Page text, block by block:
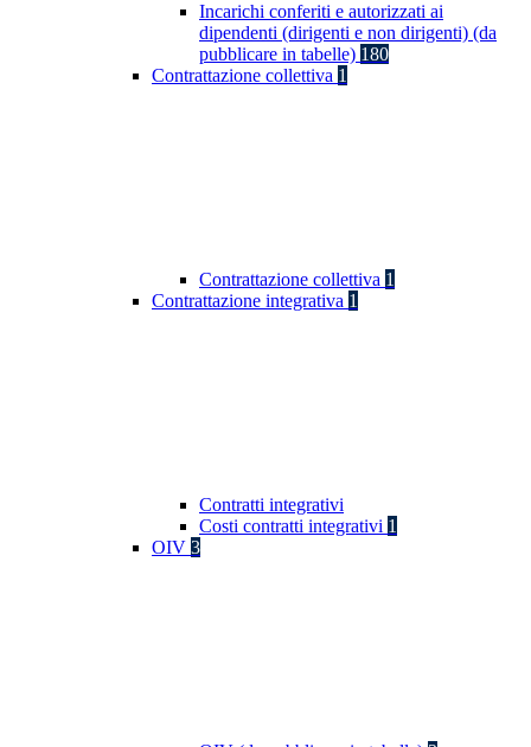
Incarichi conferiti e autorizzati ai
dipendenti (dirigenti e non dirigenti) (da
pubblicare in tabelle) 180
Contrattazione collettiva 1
Contrattazione collettiva 1
Contrattazione integrativa 1
Contratti integrativi
Costi contratti integrativi 1
OIV 3